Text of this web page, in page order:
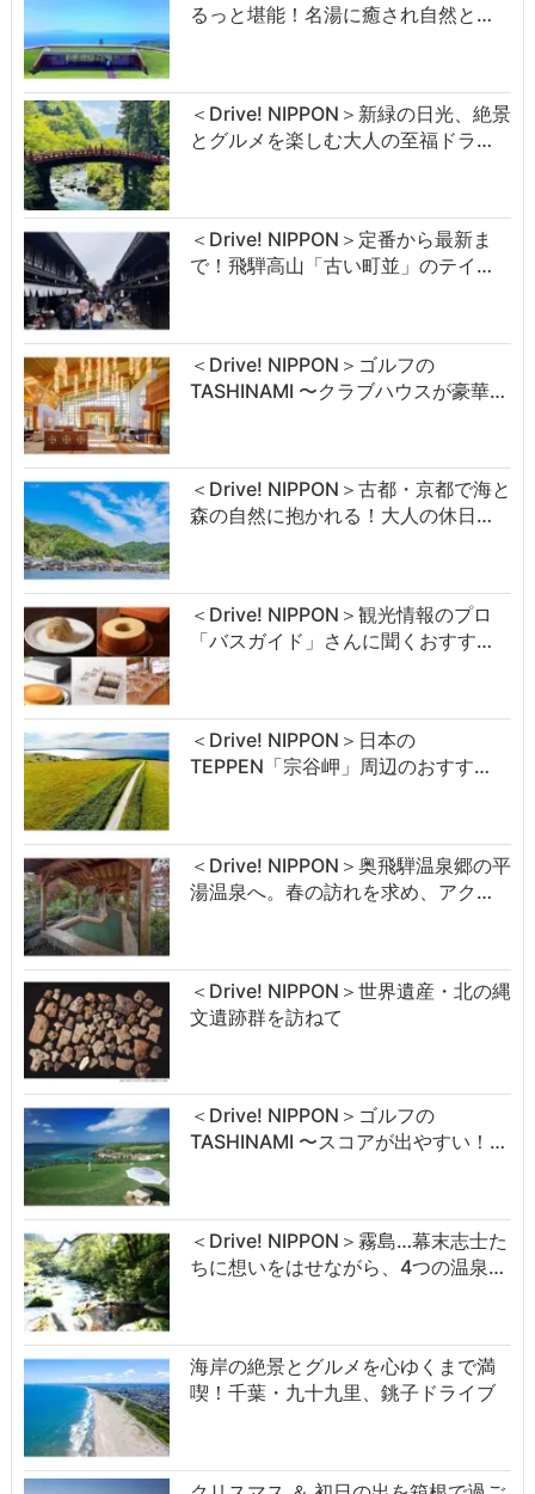
るっと堪能！名湯に癒され自然と…
＜Drive! NIPPON＞新緑の日光、絶景
とグルメを楽しむ大人の至福ドラ…
＜Drive! NIPPON＞定番から最新ま
で！飛騨高山「古い町並」のテイ…
＜Drive! NIPPON＞ゴルフの
TASHINAMI 〜クラブハウスが豪華…
＜Drive! NIPPON＞古都・京都で海と
森の自然に抱かれる！大人の休日…
＜Drive! NIPPON＞観光情報のプロ
「バスガイド」さんに聞くおすす…
＜Drive! NIPPON＞日本の
TEPPEN「宗谷岬」周辺のおすす…
＜Drive! NIPPON＞奥飛騨温泉郷の平
湯温泉へ。春の訪れを求め、アク…
＜Drive! NIPPON＞世界遺産・北の縄
文遺跡群を訪ねて
＜Drive! NIPPON＞ゴルフの
TASHINAMI 〜スコアが出やすい！…
＜Drive! NIPPON＞霧島…幕末志士た
ちに想いをはせながら、4つの温泉…
海岸の絶景とグルメを心ゆくまで満
喫！千葉・九十九里、銚子ドライブ